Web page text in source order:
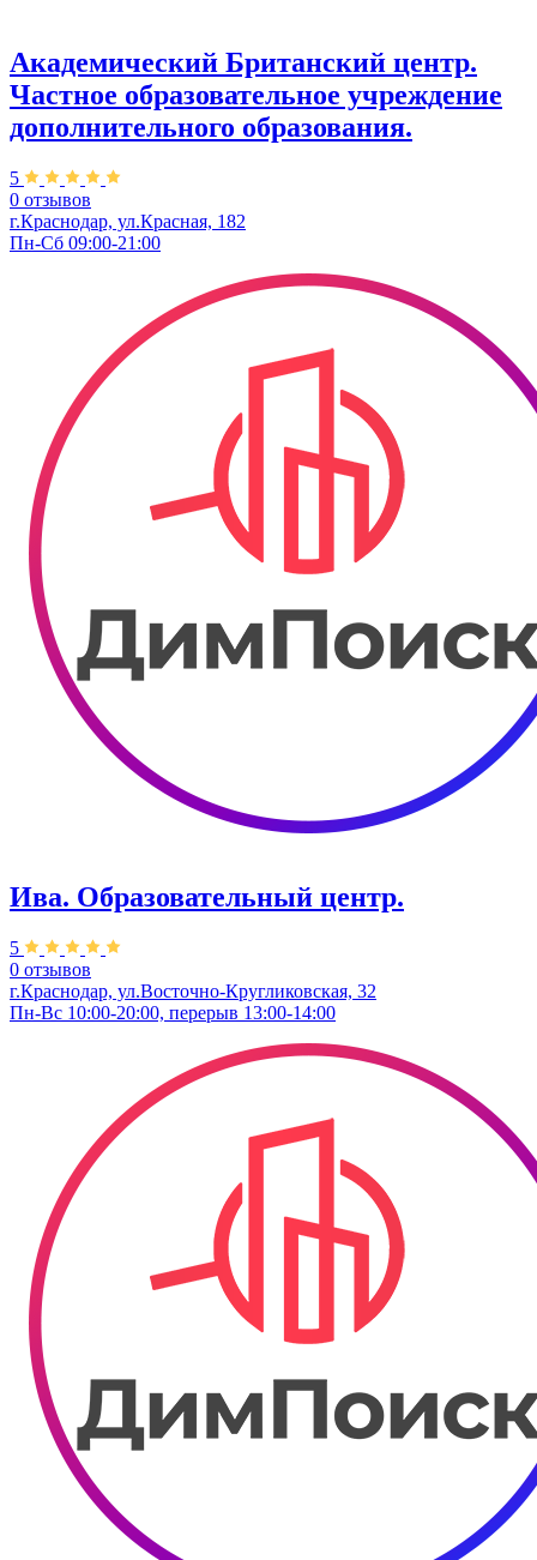
Академический Британский центр.
Частное образовательное учреждение
дополнительного образования.
5
0 отзывов
г.Краснодар, ул.Красная, 182
Пн-Сб 09:00-21:00
Ива. Образовательный центр.
5
0 отзывов
г.Краснодар, ул.Восточно-Кругликовская, 32
Пн-Вс 10:00-20:00, перерыв 13:00-14:00